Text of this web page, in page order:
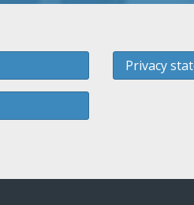
Privacy